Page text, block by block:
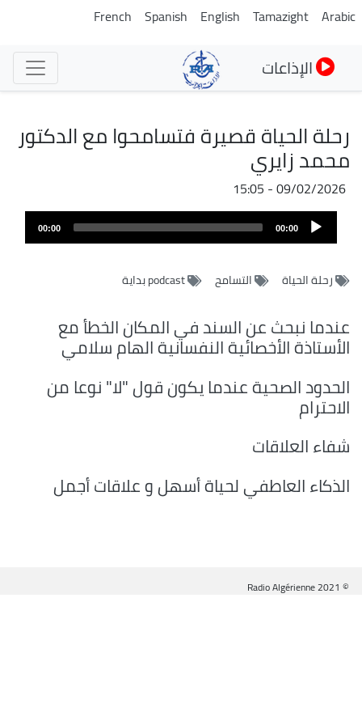
تجاوز
Arabic
Tamazight
English
Spanish
French
الإذاعات
رحلة الحياة قصيرة فتسامحوا مع الدكتور
محمد زايري
09/02/2026 - 15:05
ملف
الصوت
Audio
Player
00:00
00:00
رحلة الحياة التسامح podcast بداية
عندما نبحث عن السند في المكان الخطأ مع
الأستاذة الأخصائية النفسانية الهام سلامي
الحدود الصحية عندما يكون قول "لا" نوعا من
الاحترام
شفاء العلاقات
الذكاء العاطفي لحياة أسهل و علاقات أجمل
© Radio Algérienne 2021